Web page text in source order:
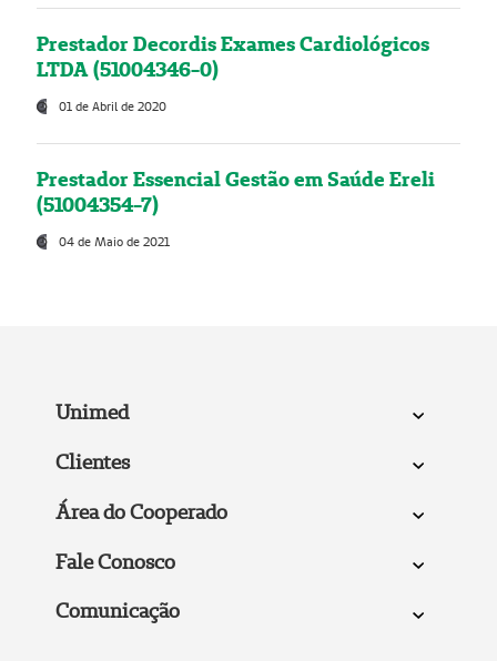
Prestador Decordis Exames Cardiológicos
LTDA (51004346-0)
01 de Abril de 2020
Prestador Essencial Gestão em Saúde Ereli
(51004354-7)
04 de Maio de 2021
Unimed
Clientes
Área do Cooperado
Fale Conosco
Comunicação